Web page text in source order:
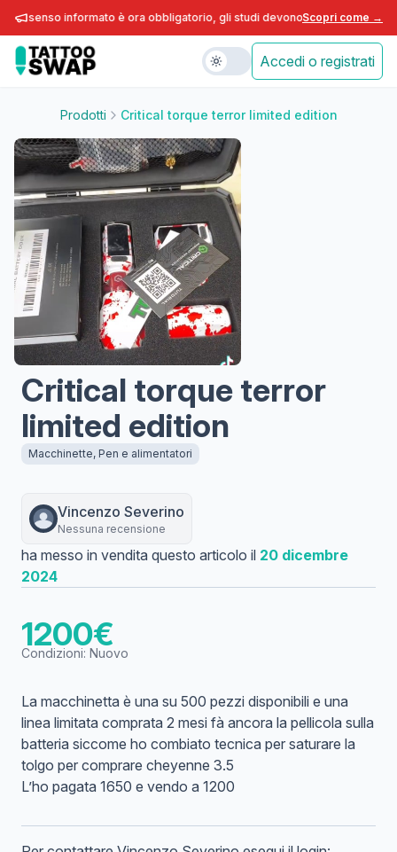
informato è ora obbligatorio, gli studi devono adeguarsi entro
Scopri come →
Accedi o registrati
Prodotti Critical torque terror limited edition
Critical torque terror
limited edition
Macchinette, Pen e alimentatori
Vincenzo Severino
Nessuna recensione
ha messo in vendita questo articolo il 20 dicembre
2024
1200€
Condizioni: Nuovo
La macchinetta è una su 500 pezzi disponibili e una
linea limitata comprata 2 mesi fà ancora la pellicola sulla
batteria siccome ho combiato tecnica per saturare la
tolgo per comprare cheyenne 3.5
L’ho pagata 1650 e vendo a 1200